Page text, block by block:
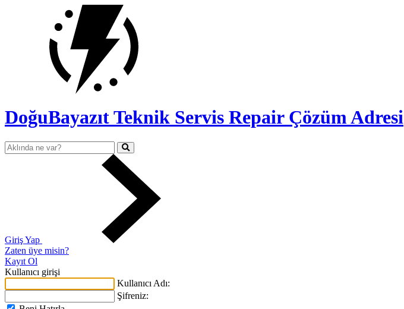
DoğuBayazıt Teknik Servis Repair Çözüm Adresi
Giriş Yap
Zaten üye misin?
Kayıt Ol
Kullanıcı girişi
Kullanıcı Adı:
Şifreniz: